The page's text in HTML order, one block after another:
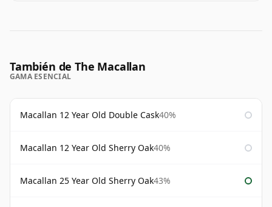
También de The Macallan
GAMA ESENCIAL
Macallan 12 Year Old Double Cask40%
Macallan 12 Year Old Sherry Oak40%
Macallan 25 Year Old Sherry Oak43%